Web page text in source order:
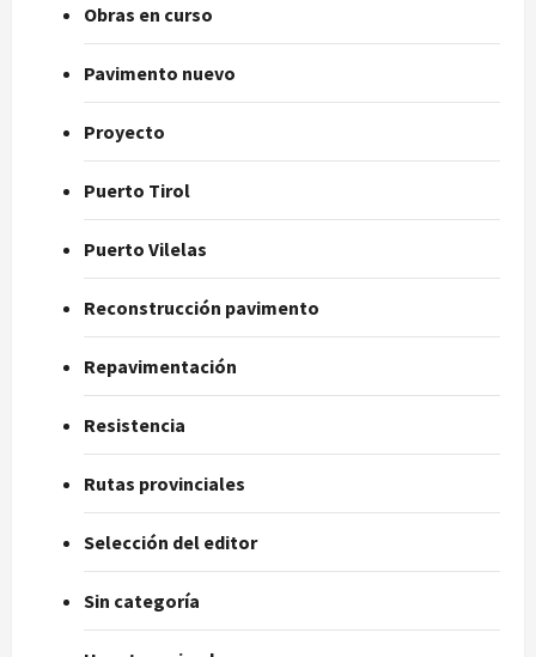
Obras en curso
Pavimento nuevo
Proyecto
Puerto Tirol
Puerto Vilelas
Reconstrucción pavimento
Repavimentación
Resistencia
Rutas provinciales
Selección del editor
Sin categoría